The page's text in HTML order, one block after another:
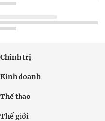
Chính trị
Kinh doanh
Thể thao
Thế giới